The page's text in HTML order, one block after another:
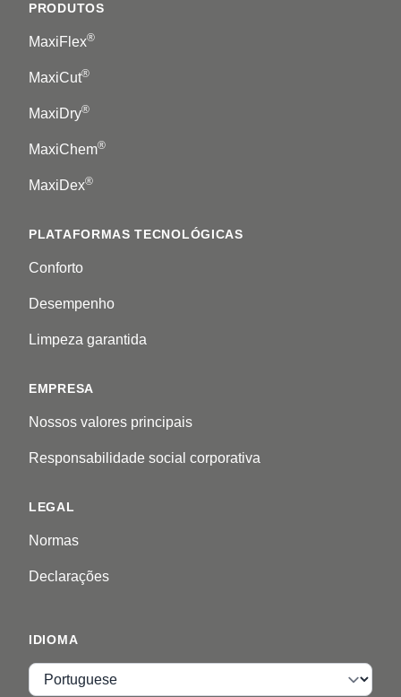
PRODUTOS
MaxiFlex®
MaxiCut®
MaxiDry®
MaxiChem®
MaxiDex®
PLATAFORMAS TECNOLÓGICAS
Conforto
Desempenho
Limpeza garantida
EMPRESA
Nossos valores principais
Responsabilidade social corporativa
LEGAL
Normas
Declarações
IDIOMA
Idioma